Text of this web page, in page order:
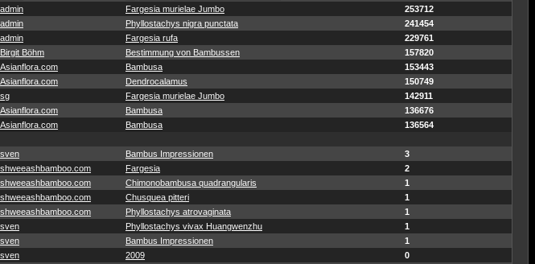
admin Fargesia murielae Jumbo
253712
admin Phyllostachys nigra punctata
241454
admin Fargesia rufa
229761
Birgit Böhm Bestimmung von Bambussen
157820
Asianflora.com Bambusa
153443
Asianflora.com Dendrocalamus
150749
sg Fargesia murielae Jumbo
142911
Asianflora.com Bambusa
136676
Asianflora.com Bambusa
136564
sven Bambus Impressionen
3
shweeashbamboo.com Fargesia
2
shweeashbamboo.com Chimonobambusa quadrangularis
1
shweeashbamboo.com Chusquea pitteri
1
shweeashbamboo.com Phyllostachys atrovaginata
1
sven Phyllostachys vivax Huangwenzhu
1
sven Bambus Impressionen
1
sven 2009 0